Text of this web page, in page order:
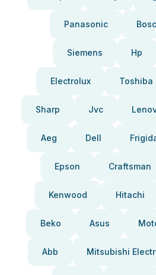
Panasonic
Siemens Hp
Electrolux Toshiba
Sharp Jvc
Aeg Dell
Epson Craftsman
Kenwood Hitachi
Beko Asus
Abb Mitsubishi